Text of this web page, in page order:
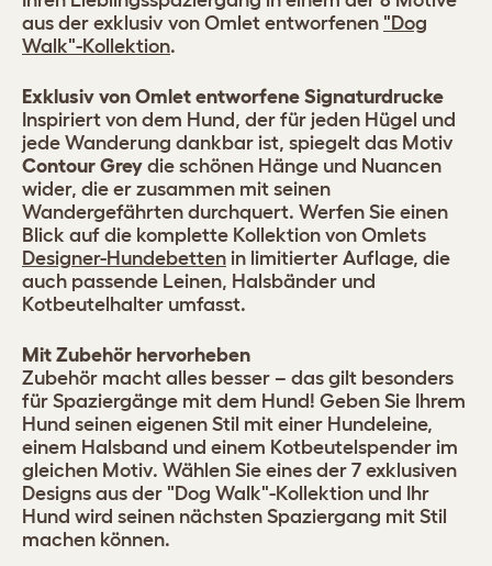
aus der exklusiv von Omlet entworfenen "Dog
Walk"-Kollektion.
Exklusiv von Omlet entworfene Signaturdrucke
Inspiriert von dem Hund, der für jeden Hügel und
jede Wanderung dankbar ist, spiegelt das Motiv
Contour Grey die schönen Hänge und Nuancen
wider, die er zusammen mit seinen
Wandergefährten durchquert. Werfen Sie einen
Blick auf die komplette Kollektion von Omlets
Designer-Hundebetten in limitierter Auflage, die
auch passende Leinen, Halsbänder und
Kotbeutelhalter umfasst.
Mit Zubehör hervorheben
Zubehör macht alles besser – das gilt besonders
für Spaziergänge mit dem Hund! Geben Sie Ihrem
Hund seinen eigenen Stil mit einer Hundeleine,
einem Halsband und einem Kotbeutelspender im
gleichen Motiv. Wählen Sie eines der 7 exklusiven
Designs aus der "Dog Walk"-Kollektion und Ihr
Hund wird seinen nächsten Spaziergang mit Stil
machen können.